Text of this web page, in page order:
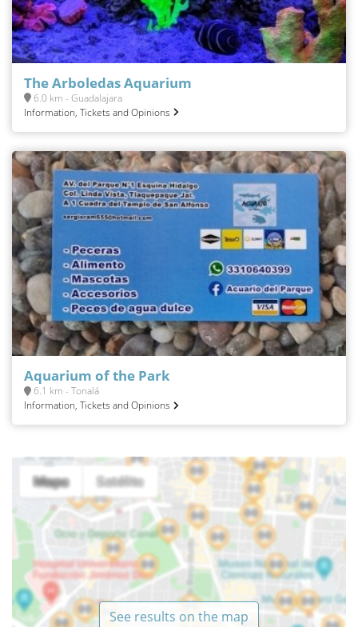
The Arboledas Aquarium
6.0 km - Guadalajara
Information, Tickets and Opinions
Aquarium of the Park
6.1 km - Tonalá
Information, Tickets and Opinions
See results on the map